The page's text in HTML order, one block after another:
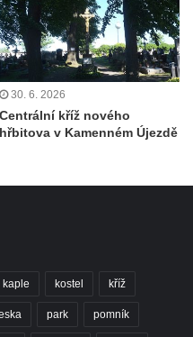
v
30. 6. 2026
Centrální kříž nového
hřbitova v Kamenném Újezdě
kaple kostel kříž
park pomník